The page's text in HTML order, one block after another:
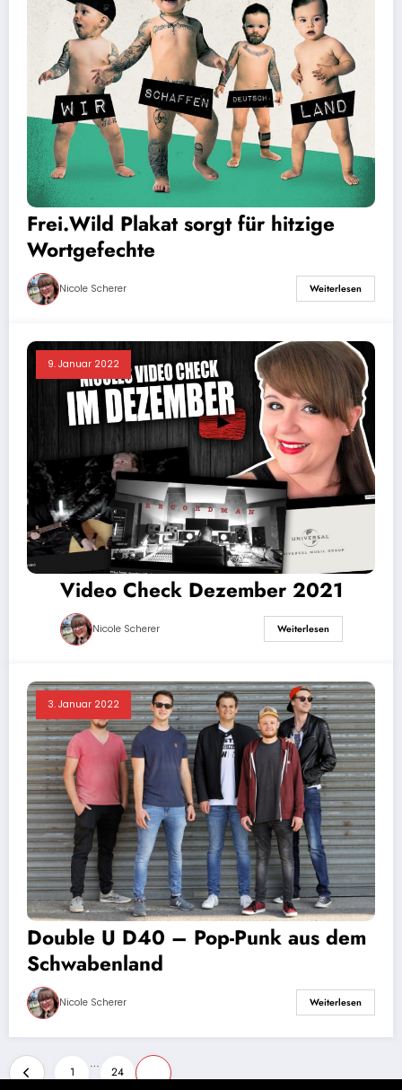
Frei.Wild Plakat sorgt für hitzige
Wortgefechte
Nicole Scherer Weiterlesen
9. Januar 2022
Video Check Dezember 2021
Nicole Scherer Weiterlesen
3. Januar 2022
Double U D40 – Pop-Punk aus dem
Schwabenland
Nicole Scherer Weiterlesen
Seitennummerierung
1
…
24